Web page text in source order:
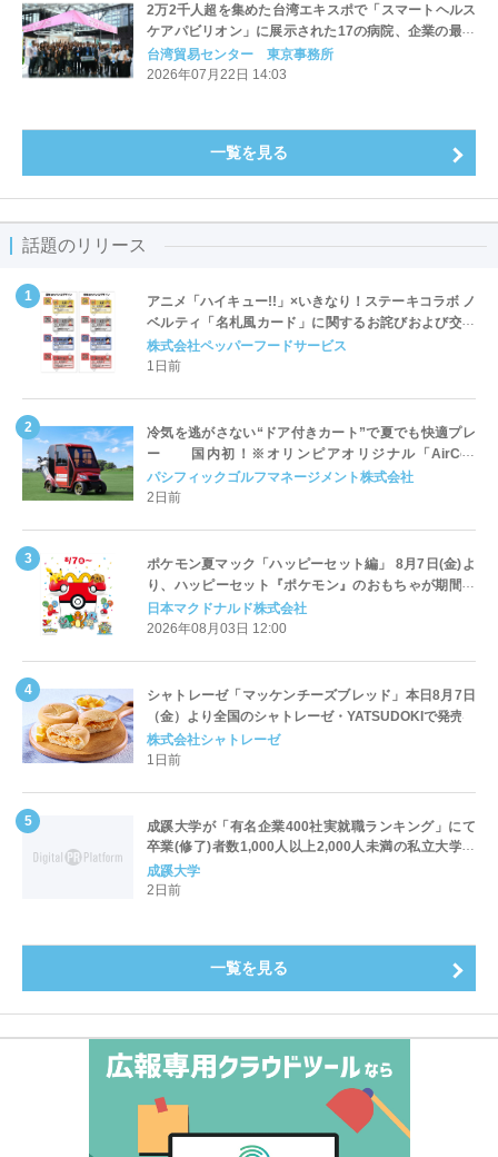
2万2千人超を集めた台湾エキスポで「スマートヘルス
ケアパビリオン」に展示された17の病院、企業の最新
ソリューションを一挙公開 （１）スマート医療編
台湾貿易センター 東京事務所
2026年07月22日 14:03
一覧を見る
話題のリリース
アニメ「ハイキュー!!」×いきなり！ステーキコラボ ノ
ベルティ「名札風カード」に関するお詫びおよび交換
対応についてのご案内
株式会社ペッパーフードサービス
1日前
冷気を逃がさない“ドア付きカート”で夏でも快適プレ
ー 国内初！※オリンピアオリジナル「AirCon
Cart（エアコンカート）」導入 | ＰＧＭ
パシフィックゴルフマネージメント株式会社
2日前
ポケモン夏マック「ハッピーセット編」 8月7日(金)よ
り、ハッピーセット『ポケモン』のおもちゃが期間限
定登場
日本マクドナルド株式会社
2026年08月03日 12:00
シャトレーゼ「マッケンチーズブレッド」本日8月7日
（金）より全国のシャトレーゼ・YATSUDOKIで発売
株式会社シャトレーゼ
1日前
成蹊大学が「有名企業400社実就職ランキング」にて
卒業(修了)者数1,000人以上2,000人未満の私立大学で
全国第1位を獲得！～実就職率は26.5%（前年比＋
4.3pt）に伸長、東京の私立大学でも10位にランクイン
成蹊大学
2日前
一覧を見る